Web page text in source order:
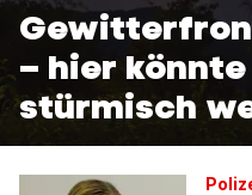
– hier
stürmisch